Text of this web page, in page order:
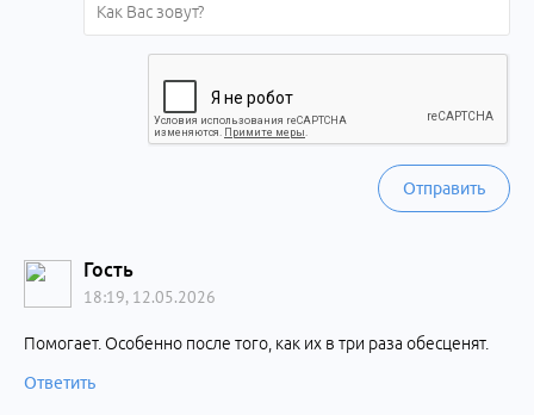
Отправить
Гость
18:19, 12.05.2026
Помогает. Особенно после того, как их в три раза обесценят.
Ответить